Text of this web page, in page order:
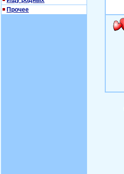
Прочее